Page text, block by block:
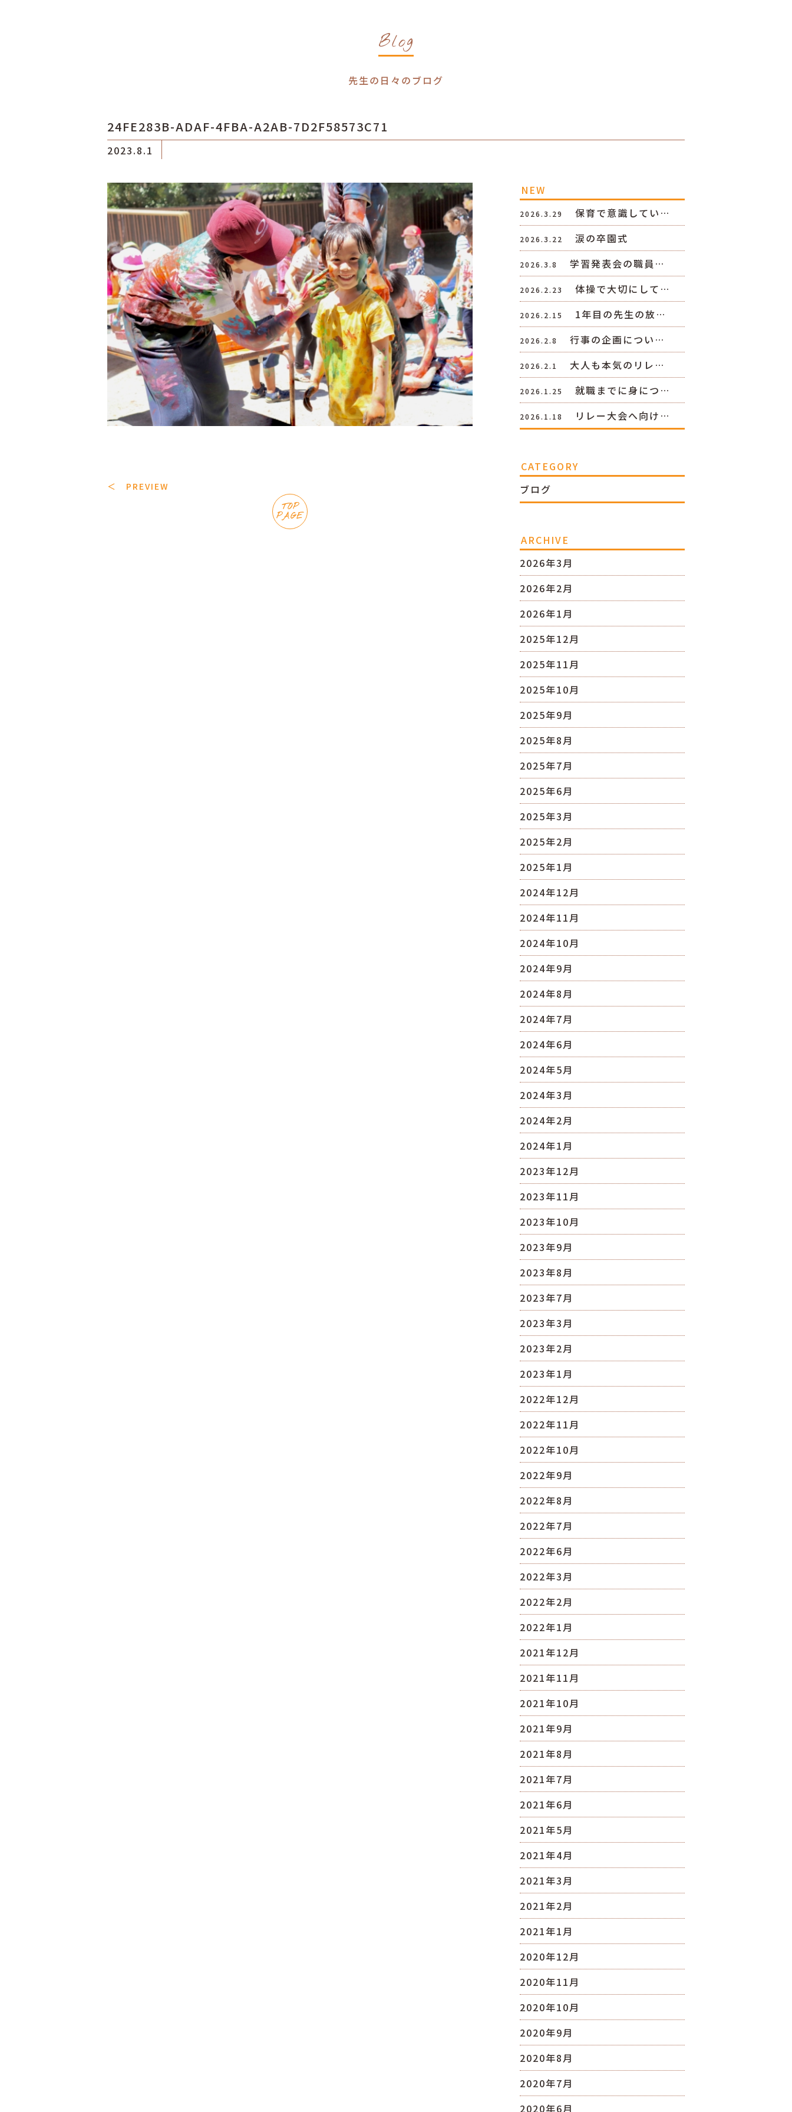
Blog
先生の日々のブログ
24FE283B-ADAF-4FBA-A2AB-7D2F58573C71
2023.8.1
＜ PREVIEW
TOP
PAGE
NEW
2026.3.29 保育で意識してい…
2026.3.22 涙の卒園式
2026.3.8 学習発表会の職員…
2026.2.23 体操で大切にして…
2026.2.15 1年目の先生の放…
2026.2.8 行事の企画につい…
2026.2.1 大人も本気のリレ…
2026.1.25 就職までに身につ…
2026.1.18 リレー大会へ向け…
CATEGORY
ブログ
ARCHIVE
2026年3月
2026年2月
2026年1月
2025年12月
2025年11月
2025年10月
2025年9月
2025年8月
2025年7月
2025年6月
2025年3月
2025年2月
2025年1月
2024年12月
2024年11月
2024年10月
2024年9月
2024年8月
2024年7月
2024年6月
2024年5月
2024年3月
2024年2月
2024年1月
2023年12月
2023年11月
2023年10月
2023年9月
2023年8月
2023年7月
2023年3月
2023年2月
2023年1月
2022年12月
2022年11月
2022年10月
2022年9月
2022年8月
2022年7月
2022年6月
2022年3月
2022年2月
2022年1月
2021年12月
2021年11月
2021年10月
2021年9月
2021年8月
2021年7月
2021年6月
2021年5月
2021年4月
2021年3月
2021年2月
2021年1月
2020年12月
2020年11月
2020年10月
2020年9月
2020年8月
2020年7月
2020年6月